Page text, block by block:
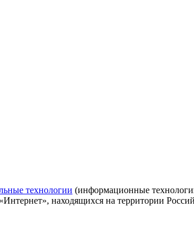
технологии (информационные
находящихся на территории